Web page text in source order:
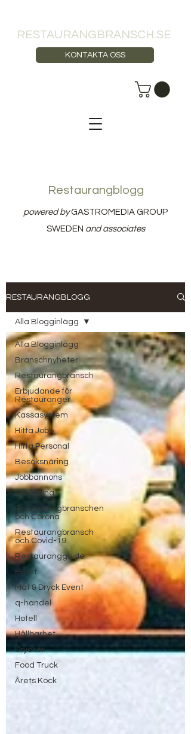
RESTAURANGBRANSCH.SE
KONTAKTA OSS
Restaurangblogg
powered byGASTROMEDIA GROUP
SWEDEN and associates
RESTAURANGBLOGG
Alla Blogginlägg
Branschnyheter
Restaurangbransch
Erbjudande för
Restauranger
Kassasystem
Hitta Jobb
Hitta Personal
Besöksnäring
Jobbannons
Utbildning
Restaurangbranschen
och Corona
Restaurangbransch
och Covid-19
Restaurangguide
Event
Mat & Dryck Event
q-handel
Hotell
Hållbarhet
Drycker
Food Truck
Årets Kock
Alla Blogginlägg